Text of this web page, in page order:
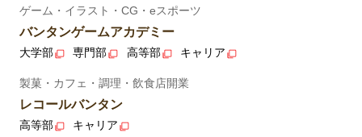
ゲーム・イラスト・CG・eスポーツ
バンタンゲームアカデミー
大学部 専門部 高等部 キャリア
製菓・カフェ・調理・飲食店開業
レコールバンタン
高等部 キャリア